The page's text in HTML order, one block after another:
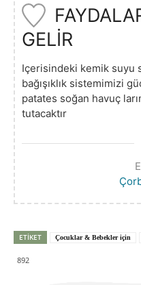
GELİR
Içerisindeki kemik suyu
bağışıklık sistemimizi
patates soğan havuç
tutacaktır
ETIKET Çocuklar & Bebekler için
892